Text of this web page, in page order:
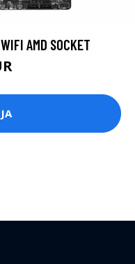
AMD SOCKET